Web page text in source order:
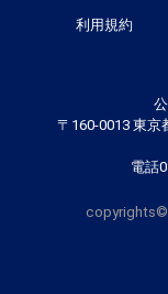
利用規約
〒160-0013 東
電話
copyrights©